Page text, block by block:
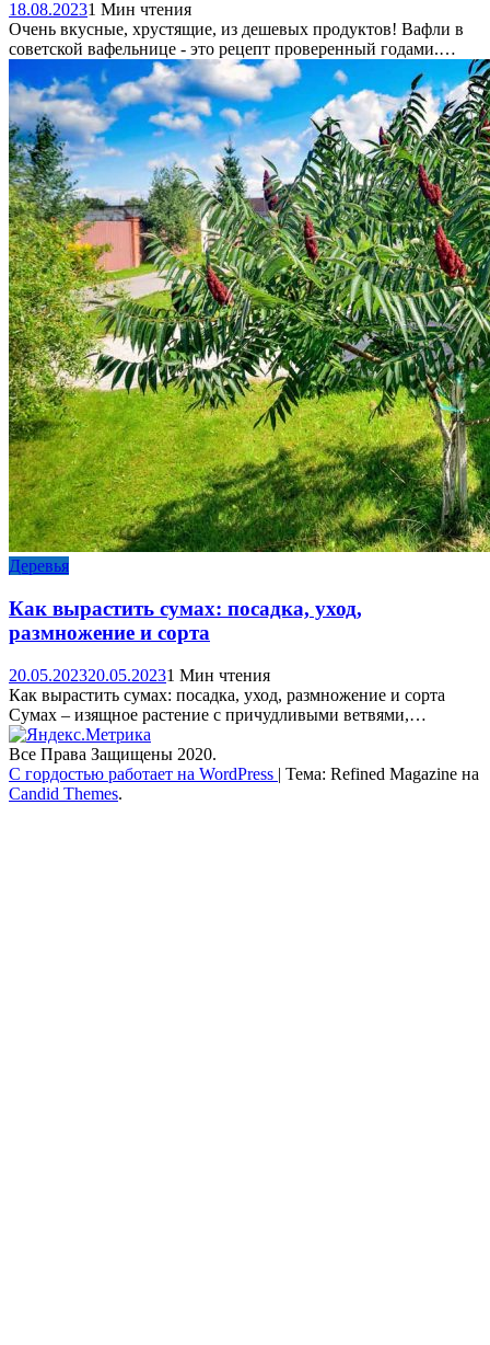
18.08.20231 Мин чтения
Очень вкусные, хрустящие, из дешевых продуктов! Вафли в
советской вафельнице - это рецепт проверенный годами.…
Деревья
Как вырастить сумах: посадка, уход,
размножение и сорта
20.05.202320.05.20231 Мин чтения
Как вырастить сумах: посадка, уход, размножение и сорта
Сумах – изящное растение с причудливыми ветвями,…
Все Права Защищены 2020.
С гордостью работает на WordPress | Тема: Refined Magazine на
Candid Themes.